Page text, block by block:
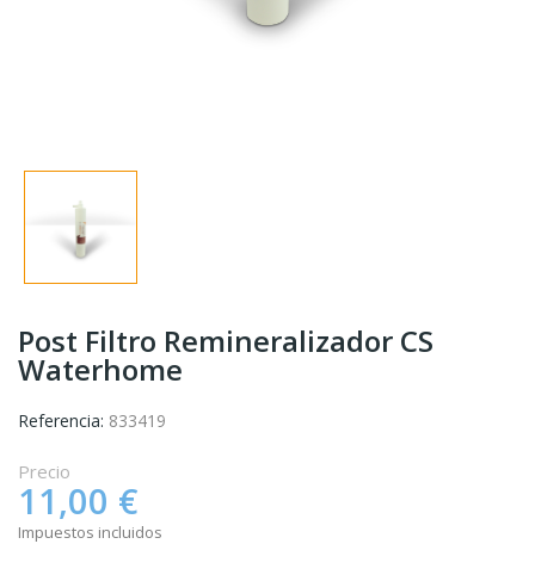
Post Filtro Remineralizador CS
Waterhome
Referencia: 833419
Precio
11,00 €
Impuestos incluidos